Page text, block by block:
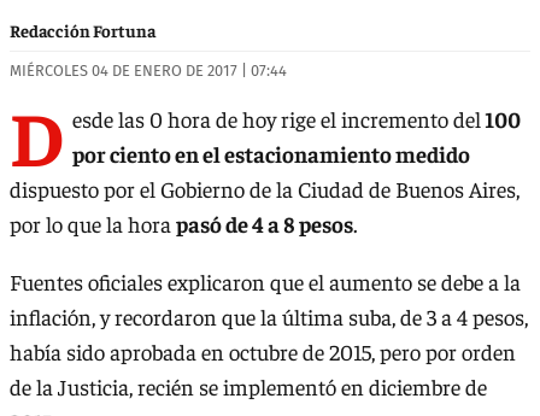
Redacción Fortuna
MIÉRCOLES 04 DE ENERO DE 2017 | 07:44
D esde las 0 hora de hoy rige el incremento del100
por ciento en el estacionamiento medido
dispuesto por el Gobierno de la Ciudad de Buenos Aires,
por lo que la hora pasó de 4 a 8 pesos.
Fuentes oficiales explicaron que el aumento se debe a la
inflación, y recordaron que la última suba, de 3 a 4 pesos,
había sido aprobada en octubre de 2015, pero por orden
de la Justicia, recién se implementó en diciembre de